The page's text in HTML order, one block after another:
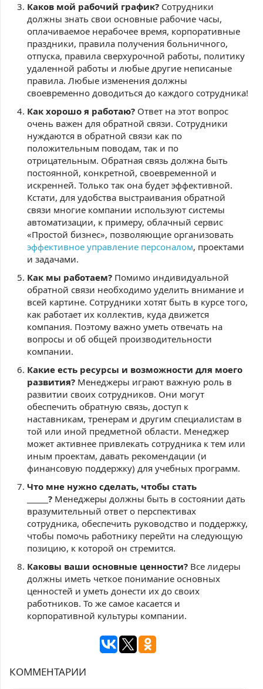
Каков мой рабочий график? Сотрудники
должны знать свои основные рабочие часы,
оплачиваемое нерабочее время, корпоративные
праздники, правила получения больничного,
отпуска, правила сверхурочной работы, политику
удаленной работы и любые другие неписаные
правила. Любые изменения должны
своевременно доводиться до каждого сотрудника!
Как хорошо я работаю? Ответ на этот вопрос
очень важен для обратной связи. Сотрудники
нуждаются в обратной связи как по
положительным поводам, так и по
отрицательным. Обратная связь должна быть
постоянной, конкретной, своевременной и
искренней. Только так она будет эффективной.
Кстати, для удобства выстраивания обратной
связи многие компании используют системы
автоматизации, к примеру, облачный сервис
«Простой бизнес», позволяющие организовать
эффективное управление персоналом, проектами
и задачами.
Как мы работаем? Помимо индивидуальной
обратной связи необходимо уделить внимание и
всей картине. Сотрудники хотят быть в курсе того,
как работает их коллектив, куда движется
компания. Поэтому важно уметь отвечать на
вопросы и об общей производительности
компании.
Какие есть ресурсы и возможности для моего
развития? Менеджеры играют важную роль в
развитии своих сотрудников. Они могут
обеспечить обратную связь, доступ к
наставникам, тренерам и другим специалистам в
той или иной предметной области. Менеджер
может активнее привлекать сотрудника к тем или
иным проектам, давать рекомендации (и
финансовую поддержку) для учебных программ.
Что мне нужно сделать, чтобы стать
______? Менеджеры должны быть в состоянии дать
вразумительный ответ о перспективах
сотрудника, обеспечить руководство и поддержку,
чтобы помочь работнику перейти на следующую
позицию, к которой он стремится.
Каковы ваши основные ценности? Все лидеры
должны иметь четкое понимание основных
ценностей и уметь донести их до своих
работников. То же самое касается и
корпоративной культуры компании.
КОММЕНТАРИИ